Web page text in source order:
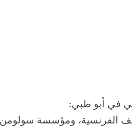
في أبو ظبي:
الفرنسية، ومؤسسة سولومن